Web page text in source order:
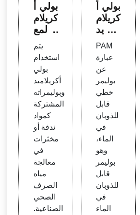
بولي أ
كريلام
يد لمع
مياه ال
صرف
الصح
ي
يتم
استخدام
بولي
أكريلاميد
وبوليمراته
المشتركة
كمواد
ندفة أو
مخثرات
في
معالجة
مياه
الصرف
الصحي
الصناعية.
بولي أ
كريلام
يد PA
M وت
طبيقه
في م
عالجة
المياه
PAM
عبارة
عن
بوليمر
خطي
قابل
للذوبان
في
الماء،
وهو
بوليمر
قابل
للذوبان
في
الماء